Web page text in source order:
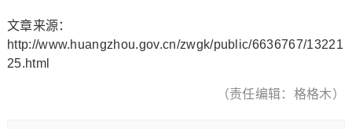
文章来源：
http://www.huangzhou.gov.cn/zwgk/public/6636767/13221
25.html
（责任编辑：格格木）